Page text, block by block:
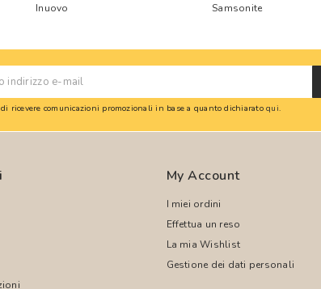
Inuovo Samsonite
ricevere comunicazioni promozionali in base a quanto dichiaratoqui.
My Account
I miei ordini
Effettua un reso
La mia Wishlist
Gestione dei dati personali